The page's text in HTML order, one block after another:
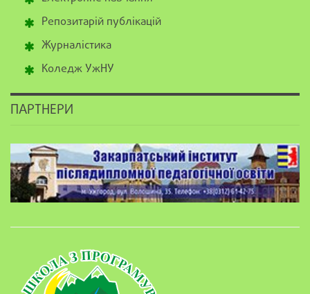
Репозитарій публікацій
Журналістика
Коледж УжНУ
ПАРТНЕРИ